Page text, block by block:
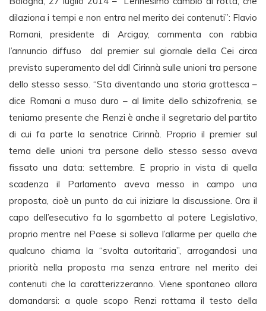
dilaziona i tempi e non entra nel merito dei contenuti”: Flavio
Romani, presidente di Arcigay, commenta con rabbia
l’annuncio diffuso dal premier sul giornale della Cei circa
previsto superamento del ddl Cirinnà sulle unioni tra persone
dello stesso sesso. “Sta diventando una storia grottesca –
dice Romani a muso duro – al limite dello schizofrenia, se
teniamo presente che Renzi è anche il segretario del partito
di cui fa parte la senatrice Cirinnà. Proprio il premier sul
tema delle unioni tra persone dello stesso sesso aveva
fissato una data: settembre. E proprio in vista di quella
scadenza il Parlamento aveva messo in campo una
proposta, cioè un punto da cui iniziare la discussione. Ora il
capo dell’esecutivo fa lo sgambetto al potere Legislativo,
proprio mentre nel Paese si solleva l’allarme per quella che
qualcuno chiama la “svolta autoritaria”, arrogandosi una
priorità nella proposta ma senza entrare nel merito dei
contenuti che la caratterizzeranno. Viene spontaneo allora
domandarsi: a quale scopo Renzi rottama il testo della